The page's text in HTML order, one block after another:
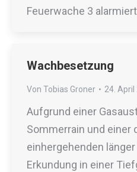
Feuerwache 3
Wachbesetzung
Von Tobias Groner 24. April
Aufgrund einer
Sommerrain und einer
einhergehenden
Erkundung in einer